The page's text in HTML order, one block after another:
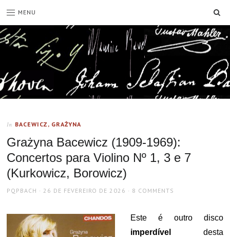
MENU
In BACEWICZ, GRAŻYNA
Grażyna Bacewicz (1909-1969):
Concertos para Violino Nº 1, 3 e 7
(Kurkowicz, Borowicz)
AUTHOR
PQPBACH
POSTED
26 DE FEVEREIRO DE 2026 8 COMMENTS
Este é outro disco
imperdível
desta